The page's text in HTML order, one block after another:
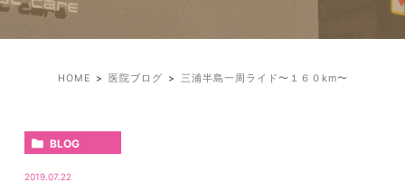
HOME 医院ブログ 三浦半島一周ライド〜１６０km〜
BLOG
2019.07.22